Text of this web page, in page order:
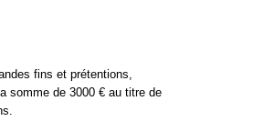
fins et prétentions,
somme de 3000 € au titre de